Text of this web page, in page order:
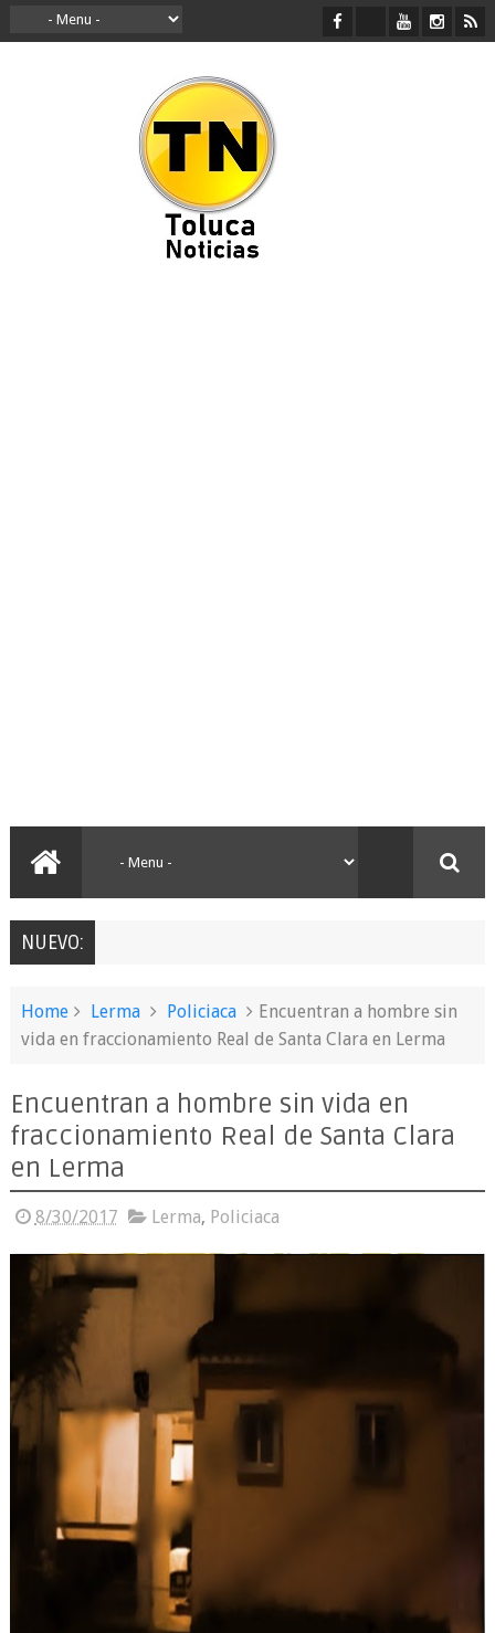
NUEVO:
Home Lerma Policiaca
Encuentran a hombre sin
vida en fraccionamiento Real de Santa Clara en Lerma
Encuentran a hombre sin vida en
fraccionamiento Real de Santa Clara
en Lerma
8/30/2017 Lerma, Policiaca